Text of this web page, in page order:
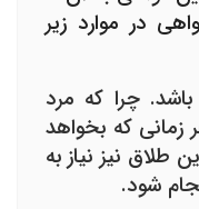
در موارد زیر
چرا که مرد
زمانی که بخواهد
نیز نیاز به
شود.